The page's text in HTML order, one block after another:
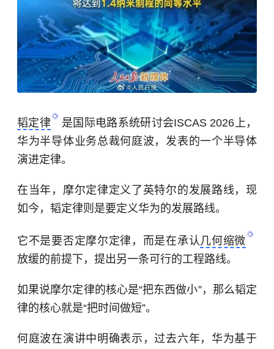
韬定律
是国际电路系统研讨会ISCAS 2026上，
华为半导体业务总裁何庭波，发表的一个半导体
演进定律。
在当年，摩尔定律定义了英特尔的发展路线，现
如今，韬定律则是要定义华为的发展路线。
它不是要否定摩尔定律，而是在承认几何缩微
放缓的前提下，提出另一条可行的工程路线。
如果说摩尔定律的核心是“把东西做小”，那么韬定
律的核心就是“把时间做短”。
何庭波在演讲中明确表示，过去六年，华为基于